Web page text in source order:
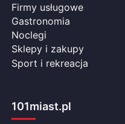
Firmy usługowe
Gastronomia
Noclegi
Sklepy i zakupy
Sport i rekreacja
101miast.pl